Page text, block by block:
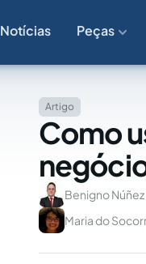
Notícias Peças
Artigo
Como
Benigno
Maria do